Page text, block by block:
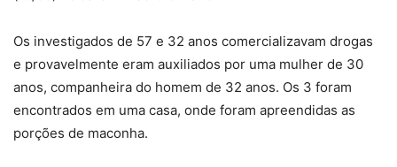
Os investigados de 57 e 32 anos comercializavam drogas
e provavelmente eram auxiliados por uma mulher de 30
anos, companheira do homem de 32 anos. Os 3 foram
encontrados em uma casa, onde foram apreendidas as
porções de maconha.